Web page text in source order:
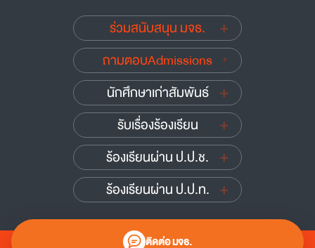
ติดต่อ มจธ.
ร่วมสนับสนุน มจธ.
ถามตอบAdmissions
นักศึกษาเก่าสัมพันธ์
รับเรื่องร้องเรียน
ร้องเรียนผ่าน ป.ป.ช.
ร้องเรียนผ่าน ป.ป.ท.